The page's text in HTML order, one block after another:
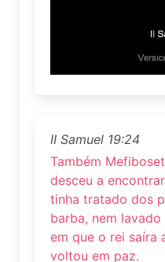
II Samuel 19:24
Também
desceu a
tinha tratado dos
barba, nem
em que o rei saíra
voltou em paz.